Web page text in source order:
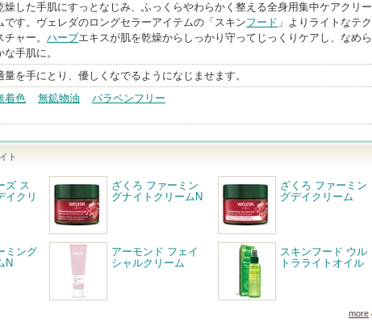
燥した手肌にすっとなじみ、ふっくらやわらかく整える全身用集中ケアクリー
です。ヴェレダのロングセラーアイテムの「スキンフード 」よりライトなテク
チャー。 ハーブエキスが肌を乾燥からしっかり守ってじっくりケアし、なめら
な手肌に。
量を手にとり、優しくなでるようになじませます。
着色 無鉱物油 パラベンフリー
ト
ズ ス
イクリ
ざくろ ファーミン
グナイトクリームN
ざくろ ファーミン
グデイクリーム
ミング
N
アーモンド フェイ
シャルクリーム
スキンフード ウル
トラライトオイル
more